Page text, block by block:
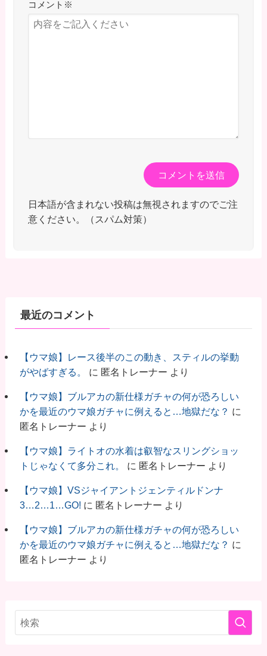
コメント ※
日本語が含まれない投稿は無視されますのでご注
意ください。（スパム対策）
最近のコメント
【ウマ娘】レース後半のこの動き、スティルの挙動
がやばすぎる。
に 匿名トレーナー より
【ウマ娘】ブルアカの新仕様ガチャの何が恐ろしい
かを最近のウマ娘ガチャに例えると…地獄だな？ に
匿名トレーナー より
【ウマ娘】ライトオの水着は叡智なスリングショッ
トじゃなくて多分これ。
に 匿名トレーナー より
【ウマ娘】VSジャイアントジェンティルドンナ
3…2…1…GO! に 匿名トレーナー より
【ウマ娘】ブルアカの新仕様ガチャの何が恐ろしい
かを最近のウマ娘ガチャに例えると…地獄だな？ に
匿名トレーナー より